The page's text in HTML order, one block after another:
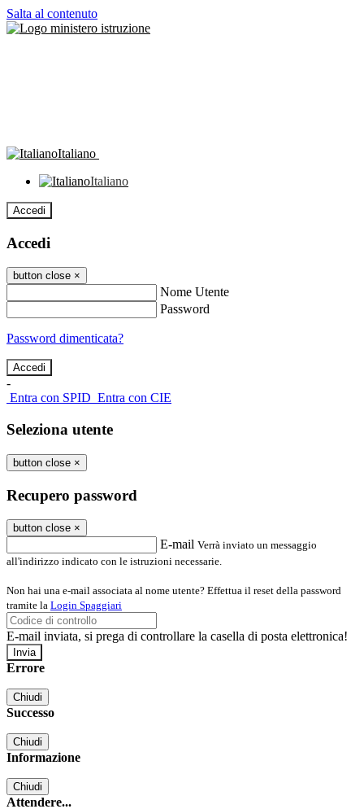
Salta al contenuto
Italiano
Italiano
Accedi
Accedi
button close ×
Nome Utente
Password
Password dimenticata?
-
Entra con SPID Entra con CIE
Seleziona utente
button close ×
Recupero password
button close ×
E-mail Verrà inviato un messaggio
all'indirizzo indicato con le istruzioni necessarie.
Non hai una e-mail associata al nome utente? Effettua il reset della password
tramite la Login Spaggiari
E-mail inviata, si prega di controllare la casella di posta elettronica!
Errore
Chiudi
Successo
Chiudi
Informazione
Chiudi
Attendere...